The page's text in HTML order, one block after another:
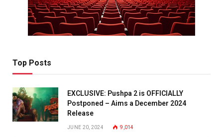
Top Posts
EXCLUSIVE: Pushpa 2 is OFFICIALLY
Postponed – Aims a December 2024
Release
JUNE 20, 2024 9,014